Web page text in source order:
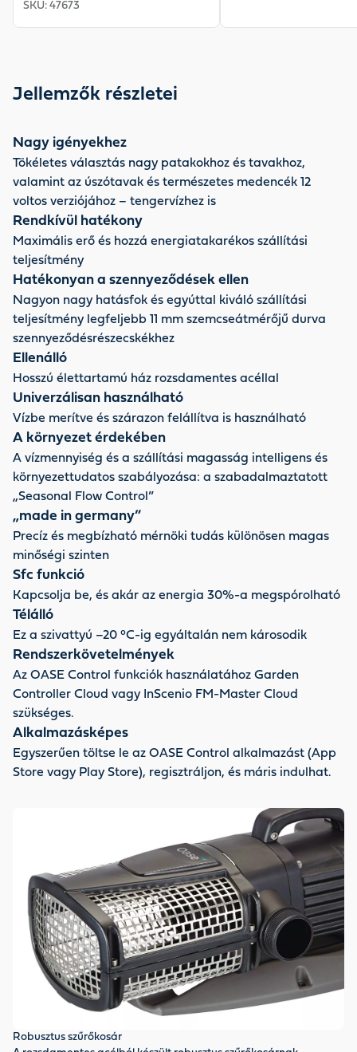
SKU: 47673
Jellemzők részletei
Nagy igényekhez
Tökéletes választás nagy patakokhoz és tavakhoz,
valamint az úszótavak és természetes medencék 12
voltos verziójához – tengervízhez is
Rendkívül hatékony
Maximális erő és hozzá energiatakarékos szállítási
teljesítmény
Hatékonyan a szennyeződések ellen
Nagyon nagy hatásfok és egyúttal kiváló szállítási
teljesítmény legfeljebb 11 mm szemcseátmérőjű durva
szennyeződésrészecskékhez
Ellenálló
Hosszú élettartamú ház rozsdamentes acéllal
Univerzálisan használható
Vízbe merítve és szárazon felállítva is használható
A környezet érdekében
A vízmennyiség és a szállítási magasság intelligens és
környezettudatos szabályozása: a szabadalmaztatott
„Seasonal Flow Control”
„made in germany”
Precíz és megbízható mérnöki tudás különösen magas
minőségi szinten
Sfc funkció
Kapcsolja be, és akár az energia 30%-a megspórolható
Télálló
Ez a szivattyú –20 °C-ig egyáltalán nem károsodik
Rendszerkövetelmények
Az OASE Control funkciók használatához Garden
Controller Cloud vagy InScenio FM-Master Cloud
szükséges.
Alkalmazásképes
Egyszerűen töltse le az OASE Control alkalmazást (App
Store vagy Play Store), regisztráljon, és máris indulhat.
Robusztus szűrőkosár